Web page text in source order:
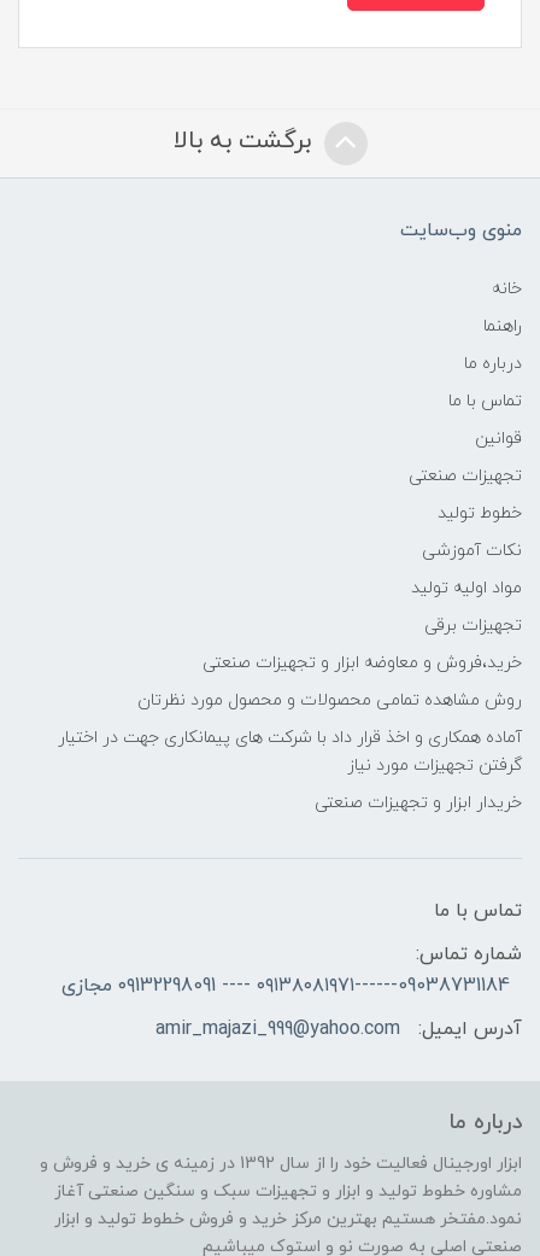
برگشت به بالا
منوی وب‌سایت
خانه
راهنما
درباره ما
تماس با ما
قوانین
تجهیزات صنعتی
خطوط تولید
نکات آموزشی
مواد اولیه تولید
تجهیزات برقی
خرید،فروش و معاوضه ابزار و تجهیزات صنعتی
روش مشاهده تمامی محصولات و محصول مورد نظرتان
آماده همکاری و اخذ قرار داد با شرکت های پیمانکاری جهت در اختیار
گرفتن تجهیزات مورد نیاز
خریدار ابزار و تجهیزات صنعتی
تماس با ما
شماره تماس:
09038731184------۰۹۱۳۸۰۸۱۹۷۱ ---- ۰۹132298091 مجازی
آدرس ایمیل:
amir_majazi_999@yahoo.com
درباره ما
ابزار اورجینال فعالیت خود را از سال 1392 در زمینه ی خرید و فروش و
مشاوره خطوط تولید و ابزار و تجهیزات سبک و سنگین صنعتی آغاز
نمود.مفتخر هستیم بهترین مرکز خرید و فروش خطوط تولید و ابزار
صنعتی اصلی به صورت نو و استوک میباشیم